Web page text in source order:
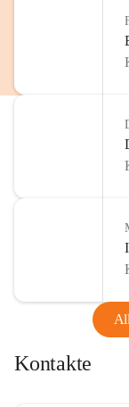
Kontakte